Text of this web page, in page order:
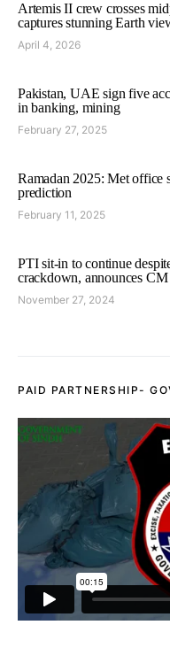
Artemis II crew crosses
captures stunning Earth
April 4, 2026
Pakistan, UAE sign five
in banking, mining
February 27, 2025
Ramadan 2025: Met office
prediction
February 11, 2025
PTI sit-in to continue
crackdown, announces
November 27, 2024
PAID PARTNERSHIP-